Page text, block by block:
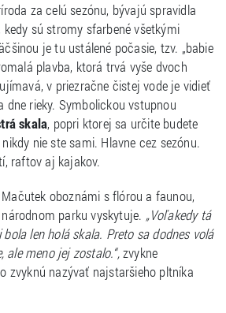
za celú sezónu, bývajú spravidla
sú stromy sfarbené všetkými
je tu ustálené počasie, tzv. „babie
plavba, ktorá trvá vyše dvoch
v priezračne čistej vode je vidieť
dne rieky. Symbolickou vstupnou
skala, popri ktorej sa určite budete
nikdy nie ste sami. Hlavne cez sezónu.
raftov aj kajakov.
oboznámi s flórou a faunou,
parku vyskytuje. „Voľakedy tá
len holá skala. Preto sa dodnes volá
ale meno jej zostalo.“,zvykne
zvyknú nazývať najstaršieho pltníka